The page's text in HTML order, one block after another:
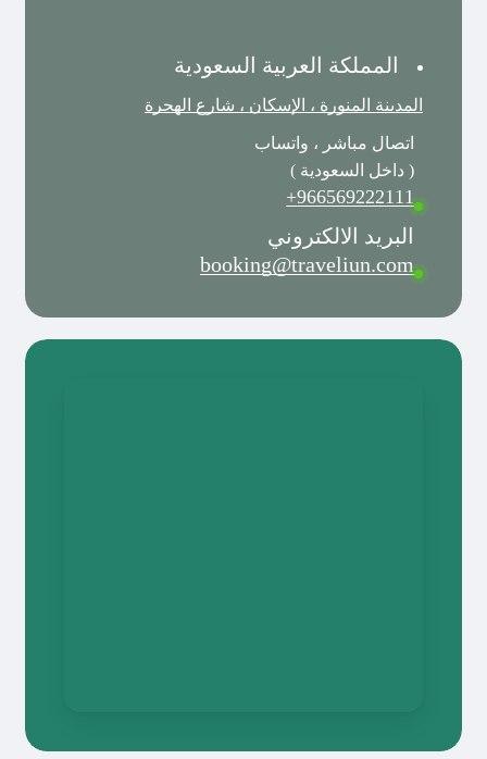
المملكة العربية السعودية
المدينة المنورة ، الإسكان ، شارع الهجرة
اتصال مباشر ، واتساب
( داخل السعودية )
966569222111+
البريد الالكتروني
booking@traveliun.com